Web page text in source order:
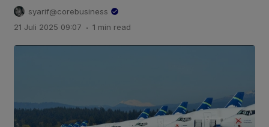
syarif@corebusiness
21 Juli 2025 09:07 . 1 min read